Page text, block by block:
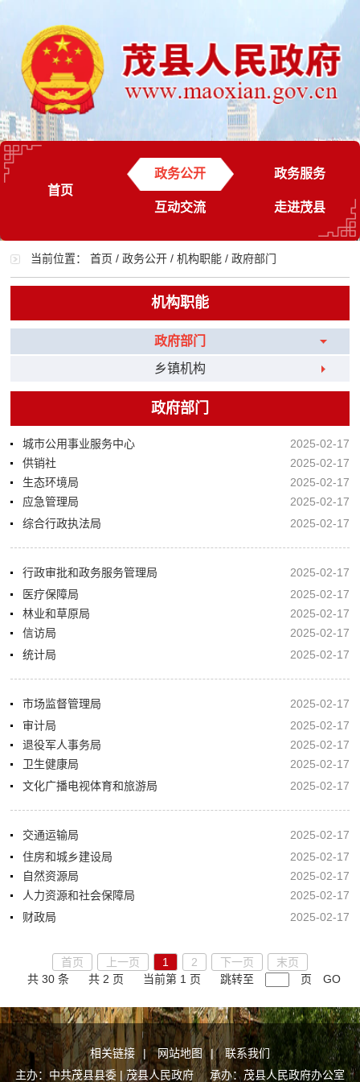
首页
政务公开 政务服务
互动交流 走进茂县
当前位置：首页 /政务公开 /机构职能 /政府部门
机构职能
政府部门
乡镇机构
政府部门
城市公用事业服务中心
2025-02-17
供销社
2025-02-17
生态环境局
2025-02-17
应急管理局
2025-02-17
综合行政执法局
2025-02-17
行政审批和政务服务管理局
2025-02-17
医疗保障局
2025-02-17
林业和草原局
2025-02-17
信访局
2025-02-17
统计局
2025-02-17
市场监督管理局
2025-02-17
审计局
2025-02-17
退役军人事务局
2025-02-17
卫生健康局
2025-02-17
文化广播电视体育和旅游局
2025-02-17
交通运输局
2025-02-17
住房和城乡建设局
2025-02-17
自然资源局
2025-02-17
人力资源和社会保障局
2025-02-17
财政局
2025-02-17
首页 上一页 1 2 下一页
末页
共 30 条
共 2 页 当前第 1 页 跳转至 页 GO
相关链接 | 网站地图 |
联系我们
主办：中共茂县县委 | 茂县人民政府 承办：茂县人民政府办公室